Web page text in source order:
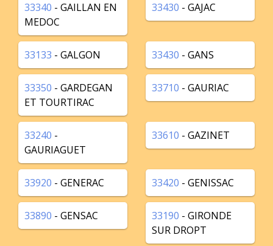
33340 - GAILLAN EN
MEDOC
33430 - GAJAC
33133 - GALGON 33430 - GANS
33350 - GARDEGAN
ET TOURTIRAC
33710 - GAURIAC
33240 -
GAURIAGUET
33610 - GAZINET
33920 - GENERAC 33420 - GENISSAC
33890 - GENSAC 33190 - GIRONDE
SUR DROPT